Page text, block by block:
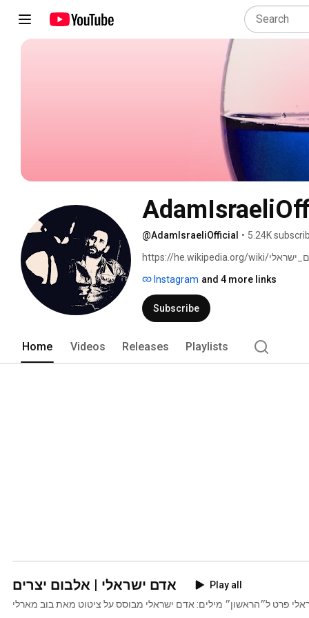
@AdamIsraeliOfficial • 5.24K
Instagram and 4 more links
Subscribe
Home Videos Releases Playlists
אדם ישראלי | אלבום יצרים
Play all
פרט ל״הראשון״ מילים: אדם ישראלי מבוסס על ציטוט מאת בוב מארלי